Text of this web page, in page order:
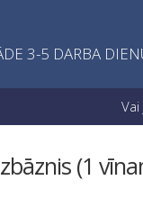
3-5 DARBA
(1